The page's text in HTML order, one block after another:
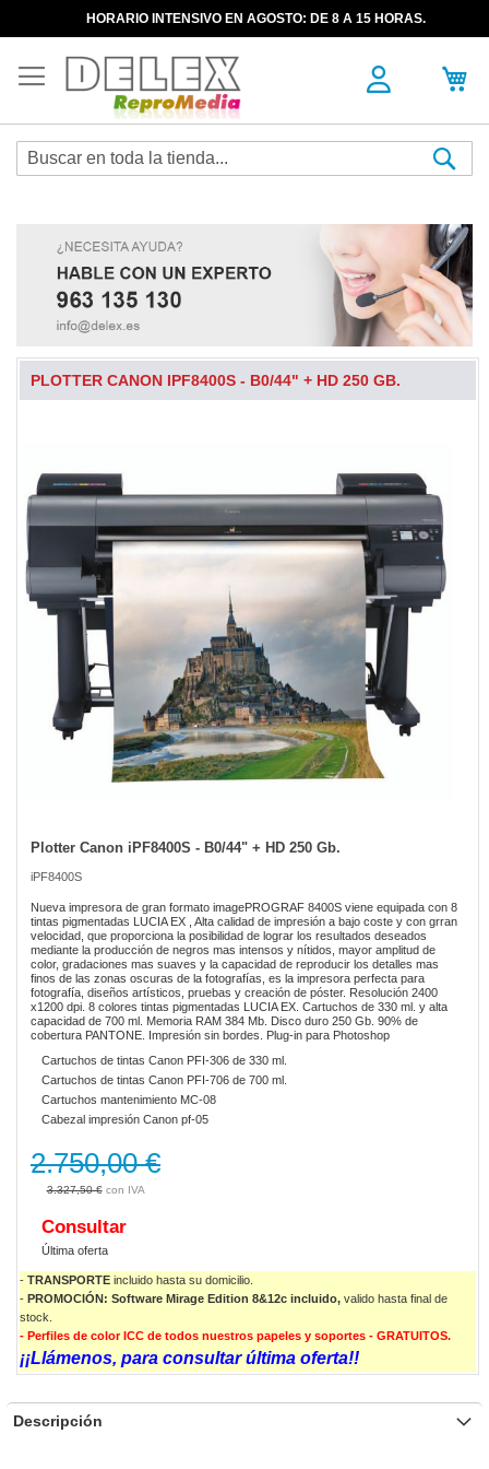
HORARIO INTENSIVO EN AGOSTO: DE 8 A 15 HORAS.
PLOTTER CANON IPF8400S - B0/44" + HD 250 GB.
Plotter Canon iPF8400S - B0/44" + HD 250 Gb.
iPF8400S
Nueva impresora de gran formato imagePROGRAF 8400S viene equipada con 8
tintas pigmentadas LUCIA EX , Alta calidad de impresión a bajo coste y con grran
velocidad, que proporciona la posibilidad de lograr los resultados deseados
mediante la producción de negros mas intensos y nítidos, mayor amplitud de
color, gradaciones mas suaves y la capacidad de reproducir los detalles mas
finos de las zonas oscuras de la fotografías, es la impresora perfecta para
fotografía, diseños artísticos, pruebas y creación de póster. Resolución 2400
x1200 dpi. 8 colores tintas pigmentadas LUCIA EX. Cartuchos de 330 ml. y alta
capacidad de 700 ml. Memoria RAM 384 Mb. Disco duro 250 Gb. 90% de
cobertura PANTONE. Impresión sin bordes. Plug-in para Photoshop
Cartuchos de tintas Canon PFI-306 de 330 ml.
Cartuchos de tintas Canon PFI-706 de 700 ml.
Cartuchos mantenimiento MC-08
Cabezal impresión Canon pf-05
3.327,50 €
2.750,00 €
Consultar
Última oferta
the
images
gallery
Skip
the
beginning
the
images
gallery
- TRANSPORTE incluido hasta su domicilio.
- PROMOCIÓN: Software Mirage Edition 8&12c incluido, valido hasta final de
stock.
- Perfiles de color ICC de todos nuestros papeles y soportes - GRATUITOS.
¡¡Llámenos, para consultar última oferta!!
Descripción